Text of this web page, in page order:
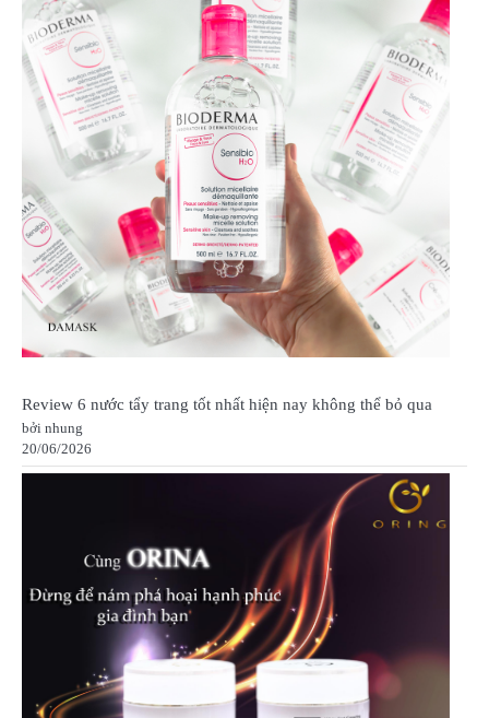
Review 6 nước tẩy trang tốt nhất hiện nay không thể bỏ qua
bởi nhung
20/06/2026